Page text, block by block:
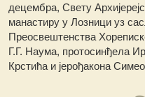
децембра, Свету
манастиру у Лозници уз
Преосвештенства
Г.Г. Наума, протосинђела
Крстића и јерођакона